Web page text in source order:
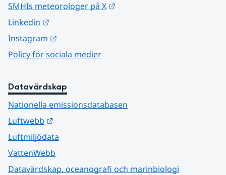
SMHIs meteorologer på X
Linkedin
Instagram
Policy för sociala medier
Datavärdskap
Nationella emissionsdatabasen
Luftwebb
Luftmiljödata
VattenWebb
Datavärdskap, oceanografi och marinbiologi